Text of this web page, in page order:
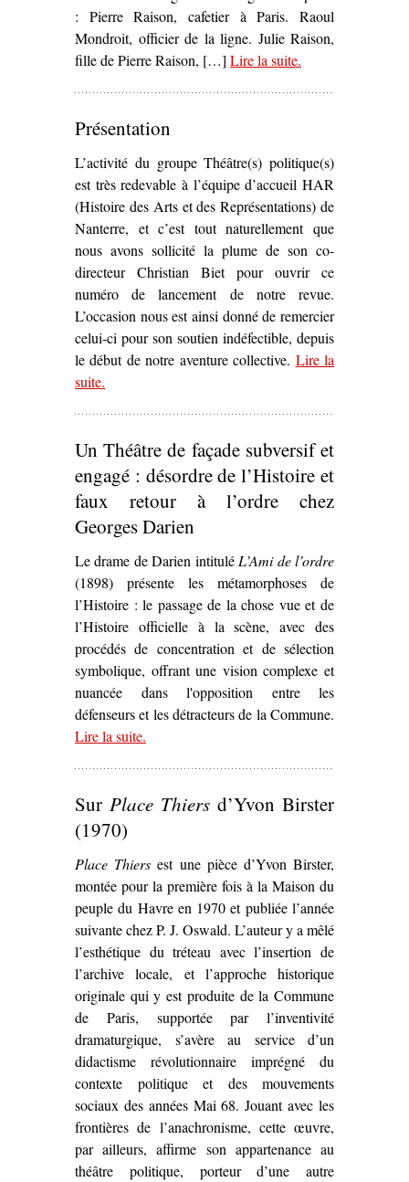
: Pierre Raison, cafetier à Paris. Raoul
Mondroit, officier de la ligne. Julie Raison,
fille de Pierre Raison, […] Lire la suite– ‘
.
Présentation
L’activité du groupe Théâtre(s) politique(s)
est très redevable à l’équipe d’accueil HAR
(Histoire des Arts et des Représentations) de
Nanterre, et c’est tout naturellement que
nous avons sollicité la plume de son co-
directeur Christian Biet pour ouvrir ce
numéro de lancement de notre revue.
L’occasion nous est ainsi donné de remercier
celui-ci pour son soutien indéfectible, depuis
le début de notre aventure collective. Lire la
suite– ‘Présentation’
.
Un Théâtre de façade subversif et
engagé : désordre de l’Histoire et
faux retour à l’ordre chez
Georges Darien
Le drame de Darien intituléL’Ami de l’ordre
(1898) présente les métamorphoses de
l’Histoire : le passage de la chose vue et de
l’Histoire officielle à la scène, avec des
procédés de concentration et de sélection
symbolique, offrant une vision complexe et
nuancée dans l'opposition entre les
défenseurs et les détracteurs de la Commune.
Lire la suite– ‘Un Théâtre de façade subversif et engagé :
.
Sur Place Thiers d’Yvon Birster
(1970)
Place Thiers est une pièce d’Yvon Birster,
montée pour la première fois à la Maison du
peuple du Havre en 1970 et publiée l’année
suivante chez P. J. Oswald. L’auteur y a mêlé
l’esthétique du tréteau avec l’insertion de
l’archive locale, et l’approche historique
originale qui y est produite de la Commune
de Paris, supportée par l’inventivité
dramaturgique, s’avère au service d’un
didactisme révolutionnaire imprégné du
contexte politique et des mouvements
sociaux des années Mai 68. Jouant avec les
frontières de l’anachronisme, cette œuvre,
par ailleurs, affirme son appartenance au
théâtre politique, porteur d’une autre